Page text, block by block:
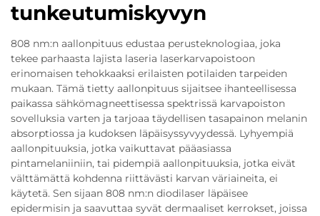
tunkeutumiskyvyn
808 nm:n aallonpituus edustaa perusteknologiaa, joka
tekee parhaasta lajista laseria laserkarvapoistoon
erinomaisen tehokkaaksi erilaisten potilaiden tarpeiden
mukaan. Tämä tietty aallonpituus sijaitsee ihanteellisessa
paikassa sähkömagneettisessa spektrissä karvapoiston
sovelluksia varten ja tarjoaa täydellisen tasapainon melanin
absorptiossa ja kudoksen läpäisyssyvyydessä. Lyhyempiä
aallonpituuksia, jotka vaikuttavat pääasiassa
pintamelaniiniin, tai pidempiä aallonpituuksia, jotka eivät
välttämättä kohdenna riittävästi karvan väriaineita, ei
käytetä. Sen sijaan 808 nm:n diodilaser läpäisee
epidermisin ja saavuttaa syvät dermaaliset kerrokset, joissa